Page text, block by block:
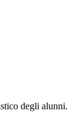
degli alunni.